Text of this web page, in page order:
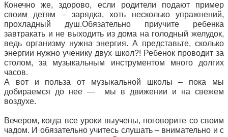
Конечно же, здорово, если родители подают пример
своим детям – зарядка, хоть несколько упражнений,
прохладный душ.Обязательно приучите ребенка
завтракать и не выходить из дома на голодный желудок,
ведь организму нужна энергия. А представьте, сколько
энергии нужно ученику двух школ?! Ребенок проводит за
столом, за музыкальным инструментом много долгих
часов.
А вот и польза от музыкальной школы – пока мы
добираемся до нее — мы в движении и на свежем
воздухе.
Вечером, когда все уроки выучены, поговорите со своим
чадом. И обязательно учитесь слушать – внимательно и с